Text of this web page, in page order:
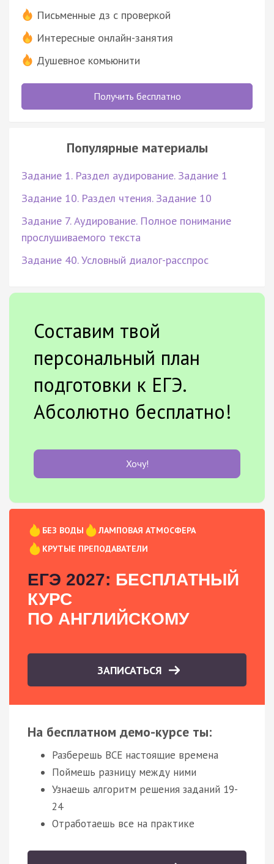
Письменные дз с проверкой
Интересные онлайн-занятия
Душевное комьюнити
Получить бесплатно
Популярные материалы
Задание 1. Раздел аудирование. Задание 1
Задание 10. Раздел чтения. Задание 10
Задание 7. Аудирование. Полное понимание
прослушиваемого текста
Задание 40. Условный диалог-расспрос
Составим твой
персональный план
подготовки к ЕГЭ.
Абсолютно бесплатно!
Хочу!
БЕЗ ВОДЫ
ЛАМПОВАЯ АТМОСФЕРА
КРУТЫЕ ПРЕПОДАВАТЕЛИ
ЕГЭ 2027: БЕСПЛАТНЫЙ
КУРС
ПО АНГЛИЙСКОМУ
ЗАПИСАТЬСЯ
На бесплатном демо-курсе ты:
Разберешь ВСЕ настоящие времена
Поймешь разницу между ними
Узнаешь алгоритм решения заданий 19-
24
Отработаешь все на практике